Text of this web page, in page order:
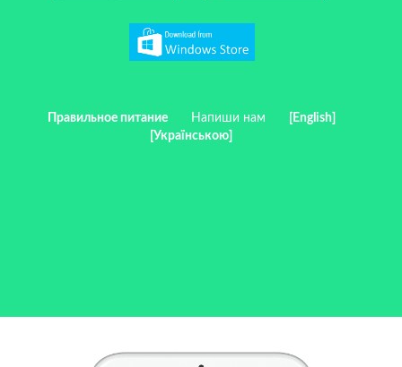
Правильное питание Напиши нам
[English]
[Українською]